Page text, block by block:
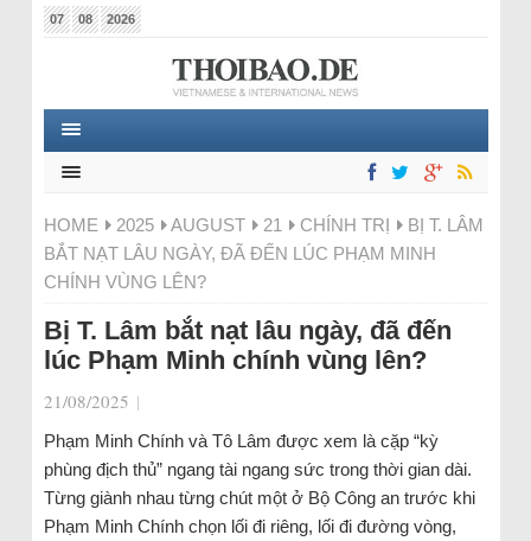
07 08 2026
HOME 2025 AUGUST 21 CHÍNH TRỊ
BỊ T. LÂM
BẮT NẠT LÂU NGÀY, ĐÃ ĐẾN LÚC PHẠM MINH
CHÍNH VÙNG LÊN?
Bị T. Lâm bắt nạt lâu ngày, đã đến
lúc Phạm Minh chính vùng lên?
21/08/2025 |
Phạm Minh Chính và Tô Lâm được xem là cặp “kỳ
phùng địch thủ” ngang tài ngang sức trong thời gian dài.
Từng giành nhau từng chút một ở Bộ Công an trước khi
Phạm Minh Chính chọn lối đi riêng, lối đi đường vòng,